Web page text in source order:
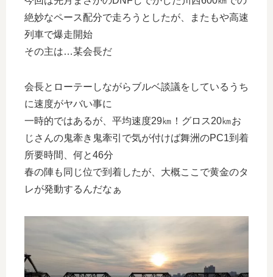
絶妙なペース配分で走ろうとしたが、またもや高速
列車で爆走開始
その主は…某会長だ
会長とローテーしながらブルベ談議をしているうち
に速度がヤバい事に
一時的ではあるが、平均速度29㎞！グロス20㎞お
じさんの鬼牽き鬼牽引で気が付けば舞洲のPC1到着
所要時間、何と46分
春の陣も同じ位で到着したが、大概ここで黄金のタ
レが発動するんだなぁ